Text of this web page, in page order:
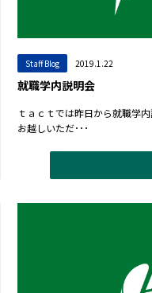
Staff Blog 2019.1.22
就職学内説明会
ｔａｃｔでは昨日から就職学
お越しいただ･･･